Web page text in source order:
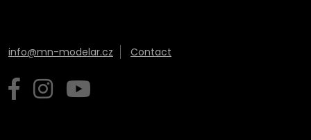
info@mn-modelar.cz Contact